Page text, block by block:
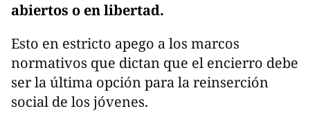
abiertos o en libertad.
Esto en estricto apego a los marcos
normativos que dictan que el encierro debe
ser la última opción para la reinserción
social de los jóvenes.